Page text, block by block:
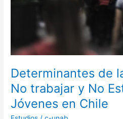
Determinantes de
No trabajar y No
Jóvenes en Chile
los
Jóvenes
en
Chile